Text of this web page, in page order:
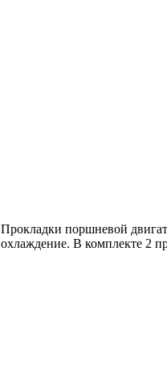
Прокладки поршневой
охлаждение. В комплекте 2